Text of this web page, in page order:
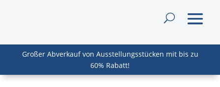
Großer Abverkauf von Ausstellungsstücken mit bis zu
60% Rabatt!